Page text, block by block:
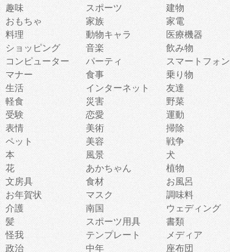
趣味
スポーツ 建物
おもちゃ
家族 家電
料理
動物キャラ 医療機器
ショッピング
音楽 飲み物
コンピューター
パーティ スマートフォン
マナー
食事 乗り物
生活
インターネット 友達
軽食
災害 野菜
受験
恋愛 運動
表情
美術 掃除
ペット
美容 戦争
本
風景 犬
花
あかちゃん 植物
文房具
食材 お風呂
お年賀状
マスク 調味料
介護
南国 ウェディング
髪
スポーツ用具 書類
怪我
テンプレート メディア
政治
中年 座布団